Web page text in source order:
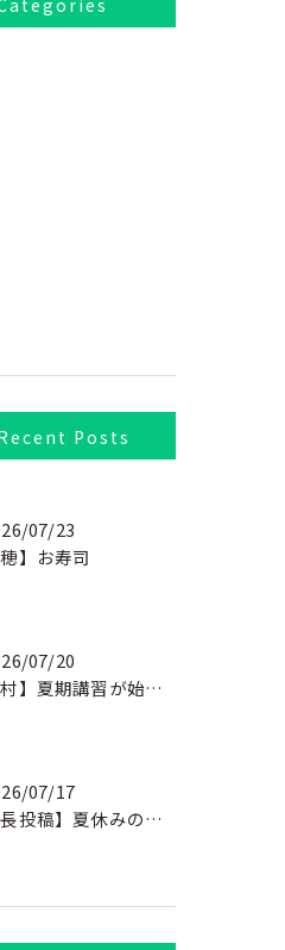
Posts
07/23
穂】お寿司
07/20
【羽村】夏期講習が始まりました
07/17
【塾長投稿】夏休みの過ごし方③